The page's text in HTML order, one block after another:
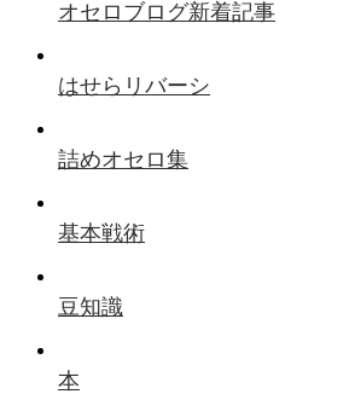
オセロブログ新着記事
はせらリバーシ
詰めオセロ集
基本戦術
豆知識
本